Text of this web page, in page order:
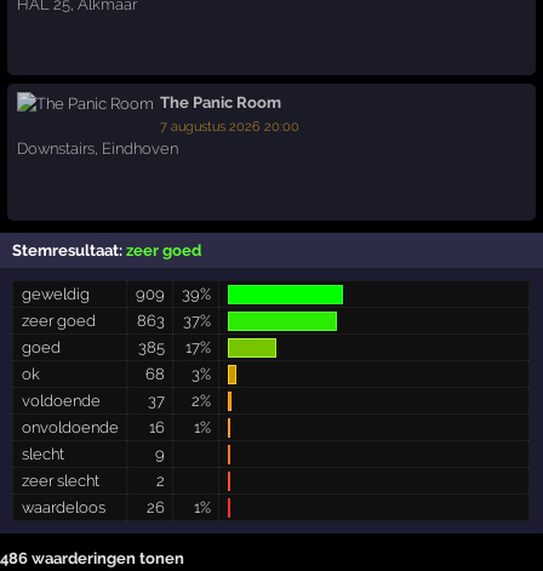
HAL 25 ,Alkmaar
The Panic Room
7 augustus 2026 20:00
Downstairs, Eindhoven
Stemresultaat:zeer goed
geweldig 909
39%
zeer goed
863
37%
goed
385
17%
ok
68
3%
voldoende
37
2%
onvoldoende
16
1%
slecht
9
zeer slecht
2
waardeloos
26 1%
486 waarderingen tonen